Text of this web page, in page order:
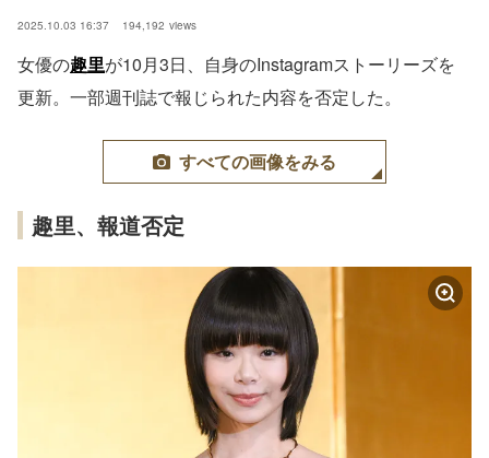
2025.10.03 16:37 194,192 views
女優の趣里が10月3日、自身のInstagramストーリーズを
更新。一部週刊誌で報じられた内容を否定した。
すべての画像をみる
趣里、報道否定